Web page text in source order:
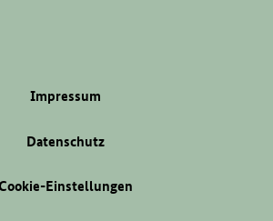
Impressum
Datenschutz
Einstellungen